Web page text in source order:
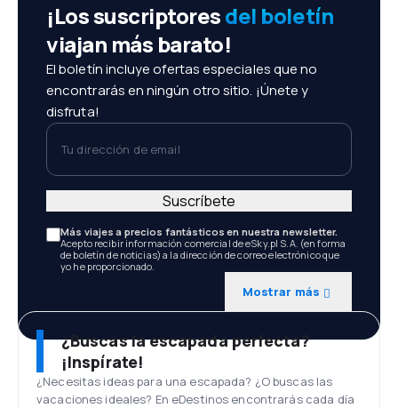
¡Los suscriptoresdel boletín
viajan más barato!
El boletín incluye ofertas especiales que no
encontrarás en ningún otro sitio. ¡Únete y
disfruta!
Tu dirección de email
Más viajes a precios fantásticos en nuestra newsletter.
Acepto recibir información comercial de eSky.pl S.A. (en forma
de boletín de noticias) a la dirección de correo electrónico que
yo he proporcionado.
Mostrar más
Suscríbete
¿Buscas la escapada perfecta?
¡Inspírate!
¿Necesitas ideas para una escapada? ¿O buscas las
vacaciones ideales? En eDestinos encontrarás cada día